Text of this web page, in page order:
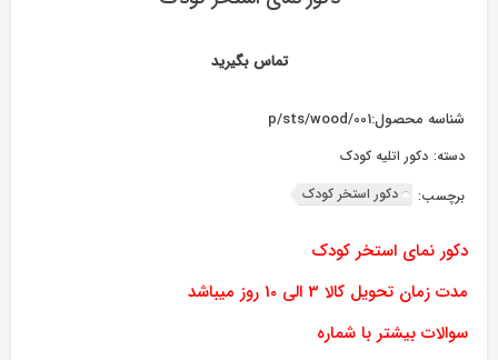
تماس بگیرید
شناسه محصول:p/sts/wood/001
دسته: دکور اتلیه کودک
برچسب:
دکور استخر کودک
دکور نمای استخر کودک
مدت زمان تحویل کالا 3 الی 10 روز میباشد
سوالات بیشتر با شماره